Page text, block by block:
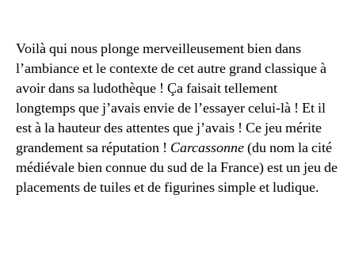
Voilà qui nous plonge merveilleusement bien dans
l’ambiance et le contexte de cet autre grand classique à
avoir dans sa ludothèque ! Ça faisait tellement
longtemps que j’avais envie de l’essayer celui-là ! Et il
est à la hauteur des attentes que j’avais ! Ce jeu mérite
grandement sa réputation ! Carcassonne(du nom la cité
médiévale bien connue du sud de la France) est un jeu de
placements de tuiles et de figurines simple et ludique.